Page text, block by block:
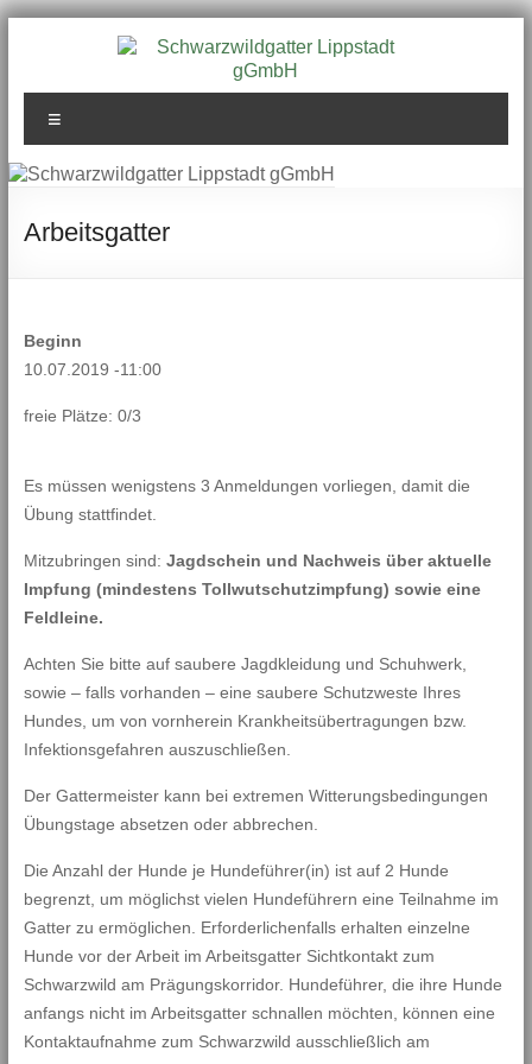
Schwarzwildgatter
Lippstadt gGmbH
Arbeitsgatter
Beginn
10.07.2019 -11:00
freie Plätze: 0/3
Es müssen wenigstens 3 Anmeldungen vorliegen, damit die
Übung stattfindet.
Mitzubringen sind: Jagdschein und Nachweis über aktuelle
Impfung (mindestens Tollwutschutzimpfung) sowie eine
Feldleine.
Achten Sie bitte auf saubere Jagdkleidung und Schuhwerk,
sowie – falls vorhanden – eine saubere Schutzweste Ihres
Hundes, um von vornherein Krankheitsübertragungen bzw.
Infektionsgefahren auszuschließen.
Der Gattermeister kann bei extremen Witterungsbedingungen
Übungstage absetzen oder abbrechen.
Die Anzahl der Hunde je Hundeführer(in) ist auf 2 Hunde
begrenzt, um möglichst vielen Hundeführern eine Teilnahme im
Gatter zu ermöglichen. Erforderlichenfalls erhalten einzelne
Hunde vor der Arbeit im Arbeitsgatter Sichtkontakt zum
Schwarzwild am Prägungskorridor. Hundeführer, die ihre Hunde
anfangs nicht im Arbeitsgatter schnallen möchten, können eine
Kontaktaufnahme zum Schwarzwild ausschließlich am